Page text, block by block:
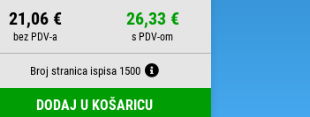
21,06 € 26,33 €
Broj stranica ispisa 1500
DODAJ U KOŠARICU